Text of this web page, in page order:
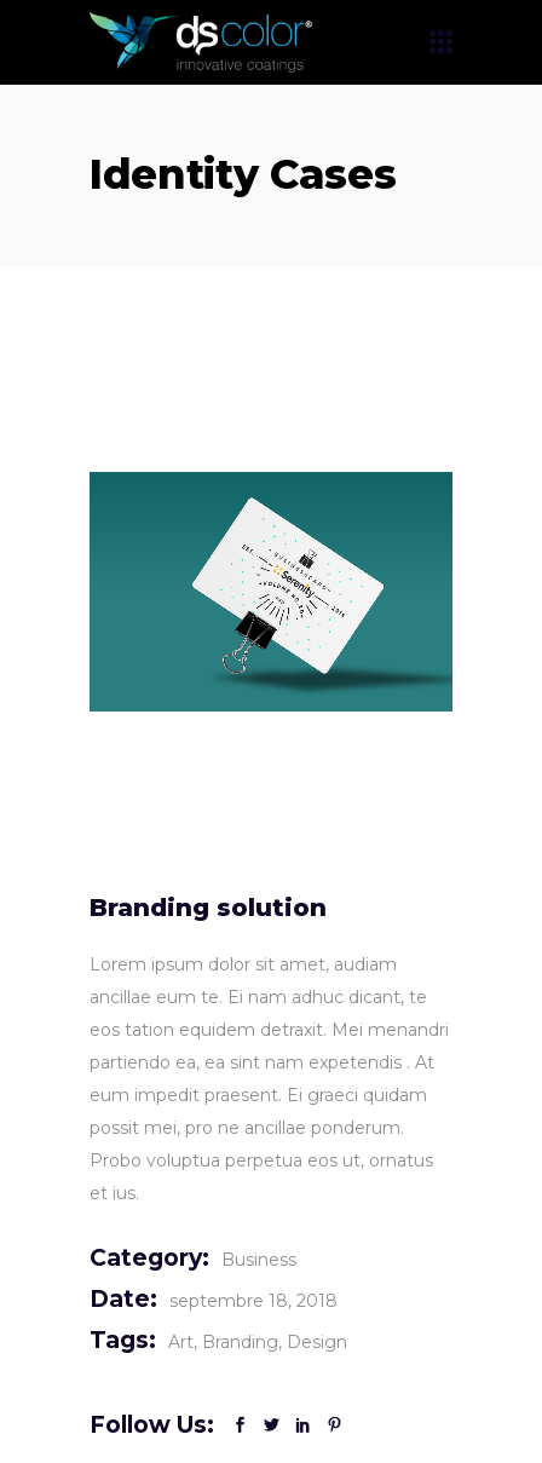
Identity Cases
Branding solution
Lorem ipsum dolor sit amet, audiam
ancillae eum te. Ei nam adhuc dicant, te
eos tation equidem detraxit. Mei menandri
partiendo ea, ea sint nam expetendis . At
eum impedit praesent. Ei graeci quidam
possit mei, pro ne ancillae ponderum.
Probo voluptua perpetua eos ut, ornatus
et ius.
Category: Business
Date: septembre 18, 2018
Tags: Art Branding Design
Follow Us: